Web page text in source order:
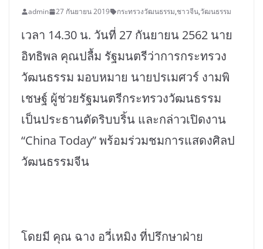
admin 27 กันยายน 2019 กระทรวงวัฒนธรรม,ชาวจีน,วัฒนธรรม
เวลา 14.30 น. วันที่ 27 กันยายน 2562 นาย
อิทธิพล คุณปลื้ม รัฐมนตรีว่าการกระทรวง
วัฒนธรรม มอบหมาย นายปรเมศวร์ งามพิ
เชษฐ์ ผู้ช่วยรัฐมนตรีกระทรวงวัฒนธรรม
เป็นประธานตัดริบบริ้น และกล่าวเปิดงาน
“China Today” พร้อมร่วมชมการแสดงศิลป
วัฒนธรรมจีน
โดยมี คุณ ฉาง อวี่เหมิง ที่ปรึกษาฝ่าย